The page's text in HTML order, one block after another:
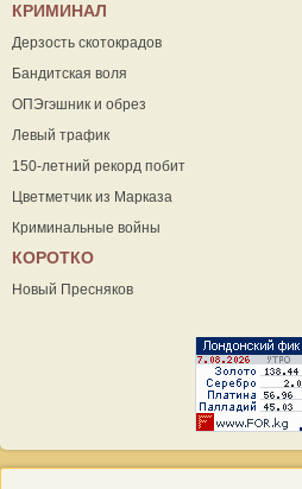
КРИМИНАЛ
Дерзость скотокрадов
Бандитская воля
ОПЭгэшник и обрез
Левый трафик
150-летний рекорд побит
Цветметчик из Марказа
Криминальные войны
КОРОТКО
Новый Пресняков